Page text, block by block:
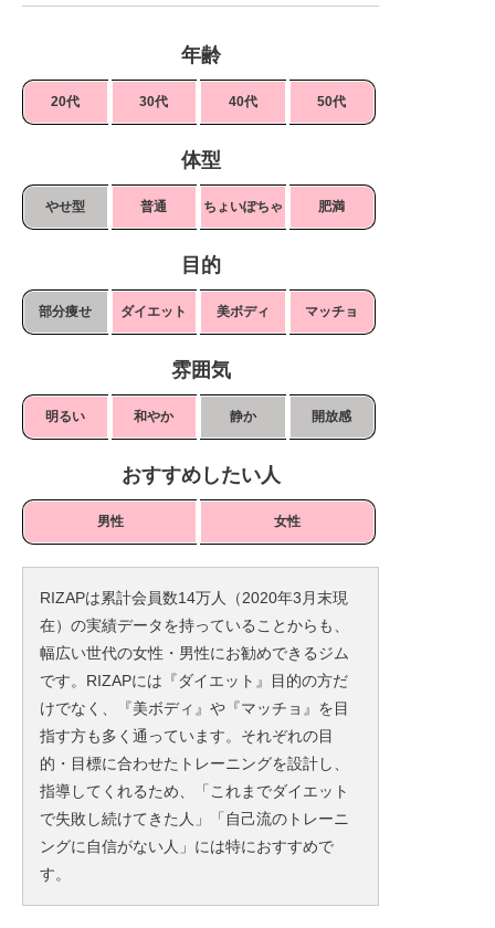
年齢
20代 30代 40代 50代
体型
やせ型 普通 ちょいぽちゃ 肥満
目的
部分痩せ ダイエット 美ボディ マッチョ
雰囲気
明るい 和やか 静か 開放感
おすすめしたい人
男性 女性
RIZAPは累計会員数14万人（2020年3月末現
在）の実績データを持っていることからも、
幅広い世代の女性・男性にお勧めできるジム
です。RIZAPには『ダイエット』目的の方だ
けでなく、『美ボディ』や『マッチョ』を目
指す方も多く通っています。それぞれの目
的・目標に合わせたトレーニングを設計し、
指導してくれるため、「これまでダイエット
で失敗し続けてきた人」「自己流のトレーニ
ングに自信がない人」には特におすすめで
す。